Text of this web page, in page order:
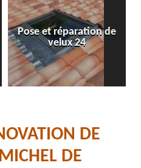
Pose et réparation de
velux 24
DE
DE